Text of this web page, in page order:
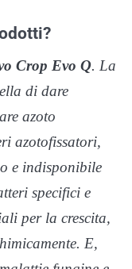
Crop Evo Q. La
di dare
azoto
azotofissatori,
e indisponibile
specifici e
per la crescita,
E,